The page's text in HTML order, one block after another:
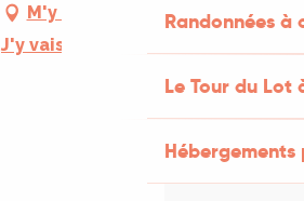
Randonnées
Le Tour du Lot
M'y rendre
J'y vais en train !